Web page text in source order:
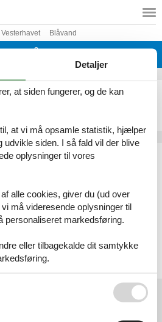
Vesterhavet Blåvand
Blåvand
Strand
Detaljer
at siden fungerer, og de kan
at vi må opsamle statistik, hjælper
udvikle siden. I så fald vil der blive
oplysninger til vores
alle cookies, giver du (ud over
må videresende oplysninger til
personaliseret markedsføring.
eller tilbagekalde dit samtykke